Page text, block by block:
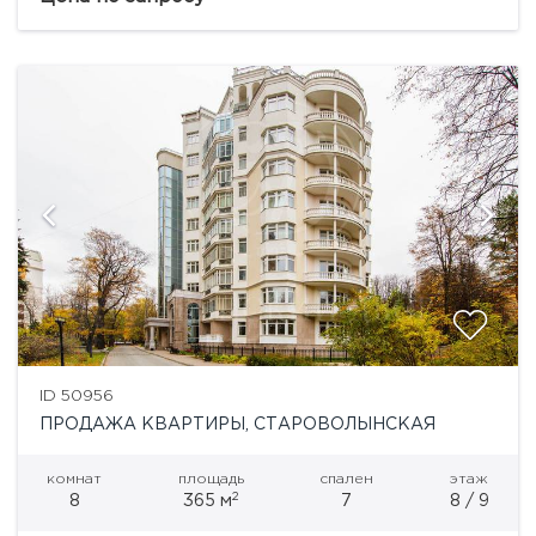
ID 50956
ПРОДАЖА КВАРТИРЫ, СТАРОВОЛЫНСКАЯ
комнат
8
площадь
365 м2
спален
7
этаж
8 / 9